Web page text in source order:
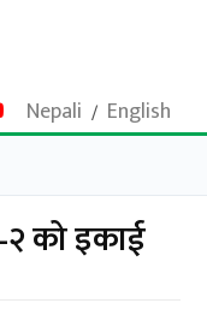
Nepali / English
को इकाई